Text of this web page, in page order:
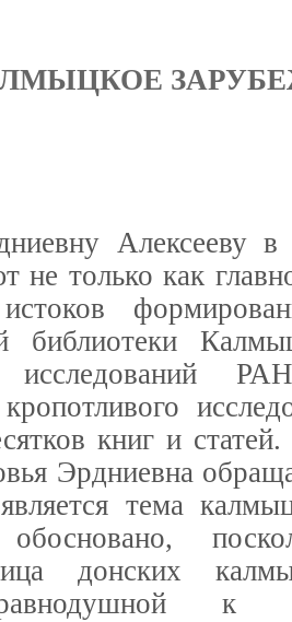
Алексееву в
не только как
библиотеки
книг и
Эрдниевна
тема
донских
равнодушной к